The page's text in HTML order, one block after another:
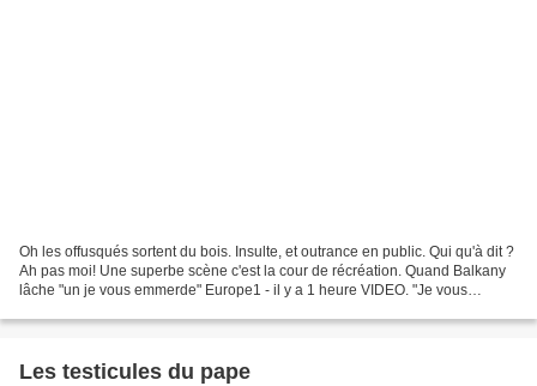
Oh les offusqués sortent du bois. Insulte, et outrance en public. Qui qu'à dit ?
Ah pas moi! Une superbe scène c'est la cour de récréation. Quand Balkany
lâche "un je vous emmerde" Europe1 - il y a 1 heure VIDEO. "Je vous
Les testicules du pape